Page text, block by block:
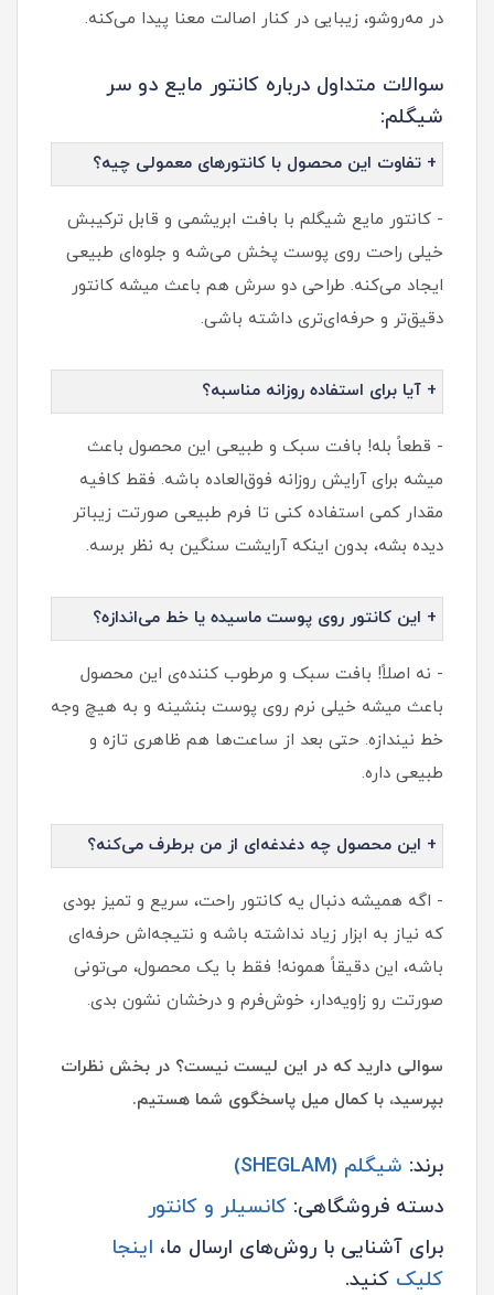
در مه‌روشو، زیبایی در کنار اصالت معنا پیدا می‌کنه.
سوالات متداول درباره کانتور مایع دو سر
شیگلم:
+ تفاوت این محصول با کانتورهای معمولی چیه؟
- کانتور مایع شیگلم با بافت ابریشمی و قابل ترکیبش
خیلی راحت روی پوست پخش می‌شه و جلوه‌ای طبیعی
ایجاد می‌کنه. طراحی دو سرش هم باعث میشه کانتور
دقیق‌تر و حرفه‌ای‌تری داشته باشی.
+ آیا برای استفاده روزانه مناسبه؟
- قطعاً بله! بافت سبک و طبیعی این محصول باعث
میشه برای آرایش روزانه فوق‌العاده باشه. فقط کافیه
مقدار کمی استفاده کنی تا فرم طبیعی صورتت زیباتر
دیده بشه، بدون اینکه آرایشت سنگین به نظر برسه.
+ این کانتور روی پوست ماسیده یا خط می‌اندازه؟
- نه اصلاً! بافت سبک و مرطوب‌ کننده‌ی این محصول
باعث میشه خیلی نرم روی پوست بنشینه و به‌ هیچ‌ وجه
خط نیندازه. حتی بعد از ساعت‌ها هم ظاهری تازه و
طبیعی داره.
+ این محصول چه دغدغه‌ای از من برطرف می‌کنه؟
- اگه همیشه دنبال یه کانتور راحت، سریع و تمیز بودی
که نیاز به ابزار زیاد نداشته باشه و نتیجه‌اش حرفه‌ای
باشه، این دقیقاً همونه! فقط با یک محصول، می‌تونی
صورتت رو زاویه‌دار، خوش‌فرم و درخشان نشون بدی.
سوالی دارید که در این لیست نیست؟ در بخش نظرات
بپرسید، با کمال میل پاسخگوی شما هستیم.
برند: شیگلم (SHEGLAM)
دسته فروشگاهی: کانسیلر و کانتور
برای آشنایی با روش‌های ارسال ما، اینجا
کلیک کنید.